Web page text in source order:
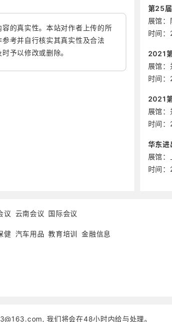
的真实性。本站对作者上传的所
考并自行核实其真实性及合法
予以修改或删除。
第25
展馆
时间
2021
展馆：
时间
2021
展馆：
时间
华东
展馆：
时间
议 云南会议 国际会议
健 汽车用品 教育培训 金融信息
我们将会在48小时内给与处理。